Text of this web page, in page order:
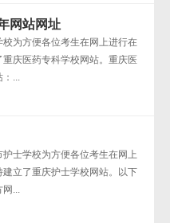
网站网址
为方便各位考生在网上进行在
庆医药专科学校网站。重庆医
：...
士学校为方便各位考生在网上
立了重庆护士学校网站。以下
网...